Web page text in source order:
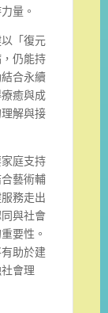
量。
「復元
仍能持
合永續
癒與成
解與接
庭支持
藝術輔
務走出
與社會
要性。
助於建
會理